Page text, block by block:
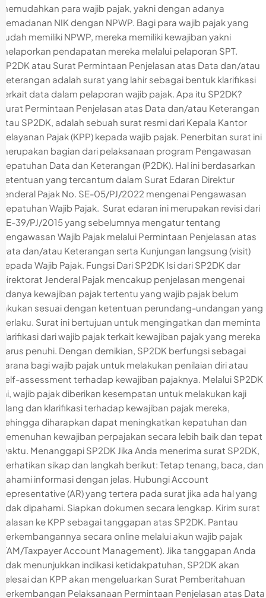
memudahkan para wajib pajak, yakni dengan adanya
pemadanan NIK dengan NPWP. Bagi para wajib pajak yang
sudah memiliki NPWP, mereka memiliki kewajiban yakni
melaporkan pendapatan mereka melalui pelaporan SPT.
SP2DK atau Surat Permintaan Penjelasan atas Data dan/atau
Keterangan adalah surat yang lahir sebagai bentuk klarifikasi
terkait data dalam pelaporan wajib pajak. Apa itu SP2DK?
Surat Permintaan Penjelasan atas Data dan/atau Keterangan
atau SP2DK, adalah sebuah surat resmi dari Kepala Kantor
Pelayanan Pajak (KPP) kepada wajib pajak. Penerbitan surat ini
merupakan bagian dari pelaksanaan program Pengawasan
Kepatuhan Data dan Keterangan (P2DK). Hal ini berdasarkan
ketentuan yang tercantum dalam Surat Edaran Direktur
Jenderal Pajak No. SE-05/PJ/2022 mengenai Pengawasan
Kepatuhan Wajib Pajak. Surat edaran ini merupakan revisi dari
SE-39/PJ/2015 yang sebelumnya mengatur tentang
Pengawasan Wajib Pajak melalui Permintaan Penjelasan atas
Data dan/atau Keterangan serta Kunjungan langsung (visit)
kepada Wajib Pajak. Fungsi Dari SP2DK Isi dari SP2DK dar
Direktorat Jenderal Pajak mencakup penjelasan mengenai
adanya kewajiban pajak tertentu yang wajib pajak belum
lakukan sesuai dengan ketentuan perundang-undangan yang
berlaku. Surat ini bertujuan untuk mengingatkan dan meminta
klarifikasi dari wajib pajak terkait kewajiban pajak yang mereka
harus penuhi. Dengan demikian, SP2DK berfungsi sebagai
sarana bagi wajib pajak untuk melakukan penilaian diri atau
self-assessment terhadap kewajiban pajaknya. Melalui SP2DK
ini, wajib pajak diberikan kesempatan untuk melakukan kaji
ulang dan klarifikasi terhadap kewajiban pajak mereka,
sehingga diharapkan dapat meningkatkan kepatuhan dan
pemenuhan kewajiban perpajakan secara lebih baik dan tepat
waktu. Menanggapi SP2DK Jika Anda menerima surat SP2DK,
perhatikan sikap dan langkah berikut: Tetap tenang, baca, dan
pahami informasi dengan jelas. Hubungi Account
Representative (AR) yang tertera pada surat jika ada hal yang
tidak dipahami. Siapkan dokumen secara lengkap. Kirim surat
balasan ke KPP sebagai tanggapan atas SP2DK. Pantau
perkembangannya secara online melalui akun wajib pajak
(TAM/Taxpayer Account Management). Jika tanggapan Anda
tidak menunjukkan indikasi ketidakpatuhan, SP2DK akan
selesai dan KPP akan mengeluarkan Surat Pemberitahuan
Perkembangan Pelaksanaan Permintaan Penjelasan atas Data